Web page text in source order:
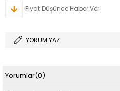
Fiyat Düşünce Haber Ver
YORUM YAZ
Yorumlar(0)